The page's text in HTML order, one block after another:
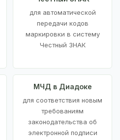
для автоматической
передачи кодов
маркировки в систему
Честный ЗНАК
МЧД в Диадоке
для соответствия новым
требованиям
законодательства об
электронной подписи